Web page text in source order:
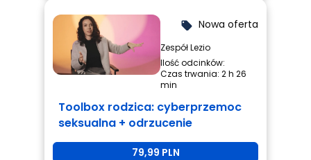
local_offer Nowa oferta
Zespół Lezio
Ilość odcinków:
Czas trwania: 2 h 26
min
Toolbox rodzica: cyberprzemoc
seksualna + odrzucenie
rówieśnicze + przemoc
79,99 PLN